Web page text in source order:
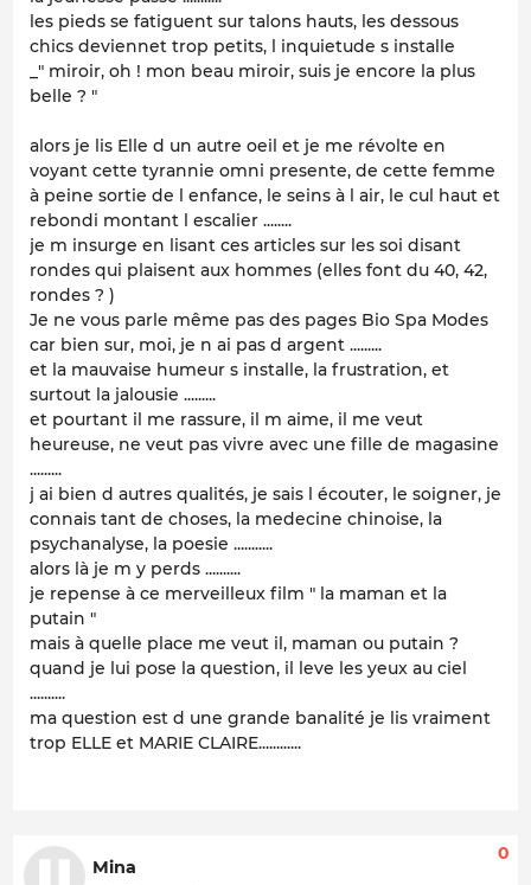
les pieds se fatiguent sur talons hauts, les dessous
chics deviennet trop petits, l inquietude s installe
_" miroir, oh ! mon beau miroir, suis je encore la plus
belle ? "
alors je lis Elle d un autre oeil et je me révolte en
voyant cette tyrannie omni presente, de cette femme
à peine sortie de l enfance, le seins à l air, le cul haut et
rebondi montant l escalier ........
je m insurge en lisant ces articles sur les soi disant
rondes qui plaisent aux hommes (elles font du 40, 42,
rondes ? )
Je ne vous parle même pas des pages Bio Spa Modes
car bien sur, moi, je n ai pas d argent .........
et la mauvaise humeur s installe, la frustration, et
surtout la jalousie .........
et pourtant il me rassure, il m aime, il me veut
heureuse, ne veut pas vivre avec une fille de magasine
.........
j ai bien d autres qualités, je sais l écouter, le soigner, je
connais tant de choses, la medecine chinoise, la
psychanalyse, la poesie ...........
alors là je m y perds ..........
je repense à ce merveilleux film " la maman et la
putain "
mais à quelle place me veut il, maman ou putain ?
quand je lui pose la question, il leve les yeux au ciel
..........
ma question est d une grande banalité je lis vraiment
trop ELLE et MARIE CLAIRE............
Mina
0